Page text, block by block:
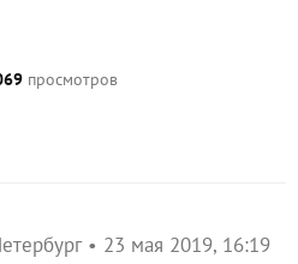
просмотров
23 мая 2019, 16:19